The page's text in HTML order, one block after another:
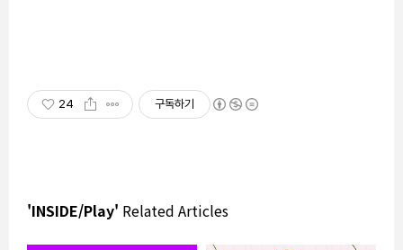
24 구독하기
'INSIDE/Play' Related Articles